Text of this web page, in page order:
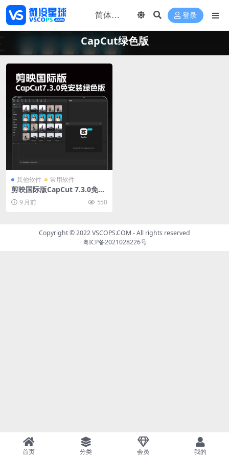
登录
CapCut绿色版
其他软件 常用软件
剪映国际版CapCut 7.3.0免安
装绿色版 视频编辑处理软件便
携包9 月前 550
Copyright © 2022VSCOPS.COM - All rights reserved
粤ICP备2021028226号
首页 分类 会员 我的